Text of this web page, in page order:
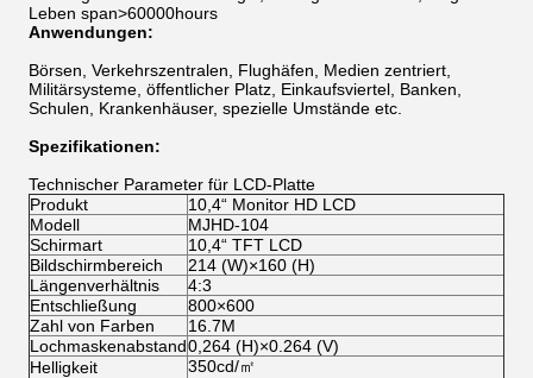
Leben span>60000hours
Anwendungen:
Börsen, Verkehrszentralen, Flughäfen, Medien zentriert,
Militärsysteme, öffentlicher Platz, Einkaufsviertel, Banken,
Schulen, Krankenhäuser, spezielle Umstände etc.
Spezifikationen:
Technischer Parameter für LCD-Platte
Produkt
10,4“ Monitor HD LCD
Modell
MJHD-104
Schirmart
10,4“ TFT LCD
Bildschirmbereich
214 (W)×160 (H)
Längenverhältnis
4:3
Entschließung
800×600
Zahl von Farben
16.7M
Lochmaskenabstand0,264 (H)×0.264 (V)
Helligkeit
350cd/㎡